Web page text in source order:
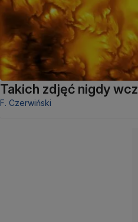
Takich zdjęć nigdy
F. Czerwiński